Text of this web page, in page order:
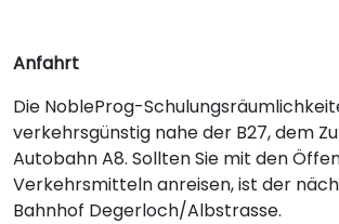
Anfahrt
Die NobleProg-
verkehrsgünstig nahe der B27, dem
Autobahn A8. Sollten Sie mit den
Verkehrsmitteln anreisen, ist der
Bahnhof Degerloch/Albstrasse.